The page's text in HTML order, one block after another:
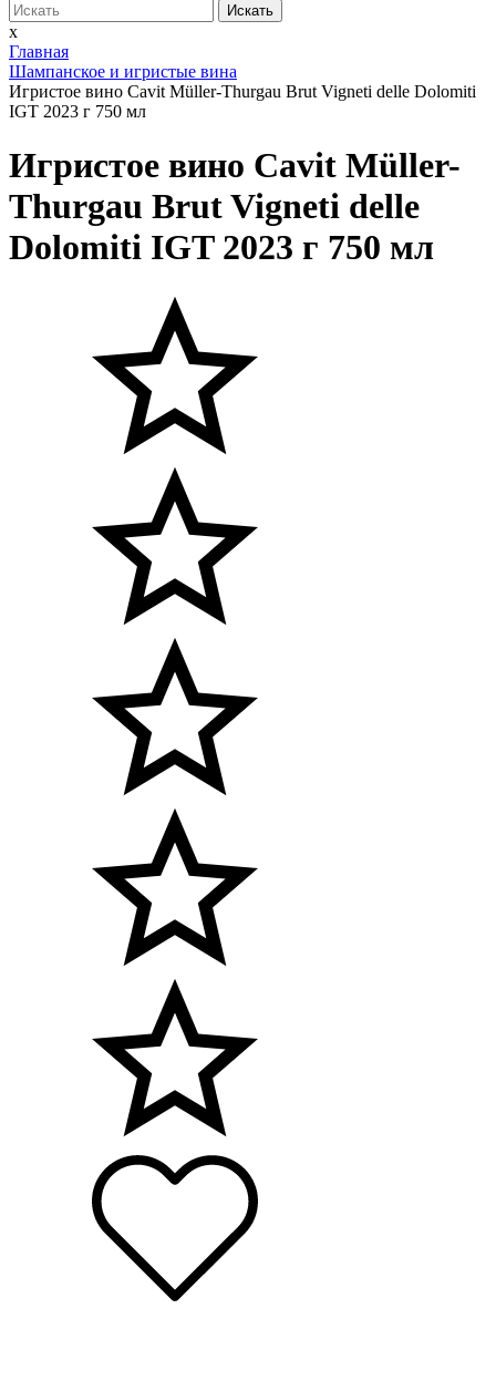
Искать
x
Главная
Шампанское и игристые вина
Игристое вино Cavit Müller-Thurgau Brut Vigneti delle Dolomiti
IGT 2023 г 750 мл
Игристое вино Cavit Müller-
Thurgau Brut Vigneti delle
Dolomiti IGT 2023 г 750 мл